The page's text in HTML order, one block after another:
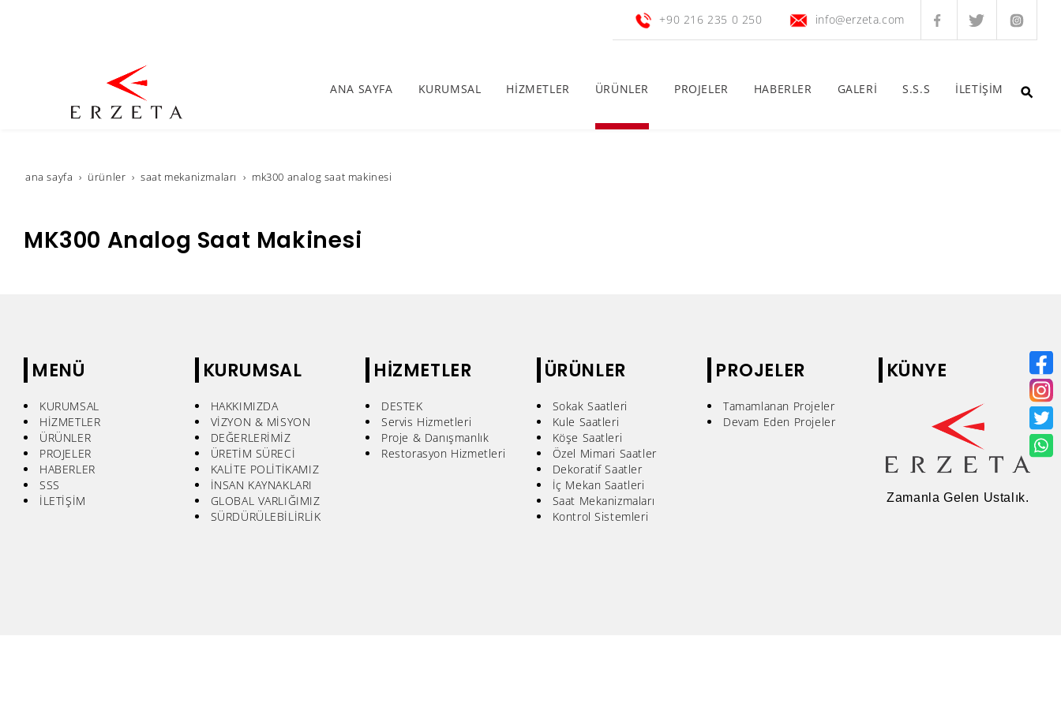
+90 216 235 0 250 info@erzeta.com
ANA SAYFA KURUMSAL HİZMETLER ÜRÜNLER PROJELER HABERLER GALERİ S.S.S İLETİŞİM
ana sayfa ürünler saat mekanizmaları mk300 analog saat makinesi
MK300 Analog Saat Makinesi
MENÜ
KURUMSAL
HİZMETLER
ÜRÜNLER
PROJELER
HABERLER
SSS
İLETİŞİM
KURUMSAL
HAKKIMIZDA
VİZYON & MİSYON
DEĞERLERİMİZ
ÜRETİM SÜRECİ
KALİTE POLİTİKAMIZ
İNSAN KAYNAKLARI
GLOBAL VARLIĞIMIZ
SÜRDÜRÜLEBİLİRLİK
HİZMETLER
DESTEK
Servis Hizmetleri
Proje & Danışmanlık
Restorasyon Hizmetleri
ÜRÜNLER
Sokak Saatleri
Kule Saatleri
Köşe Saatleri
Özel Mimari Saatler
Dekoratif Saatler
İç Mekan Saatleri
Saat Mekanizmaları
Kontrol Sistemleri
PROJELER
Tamamlanan Projeler
Devam Eden Projeler
KÜNYE
Zamanla Gelen Ustalık.